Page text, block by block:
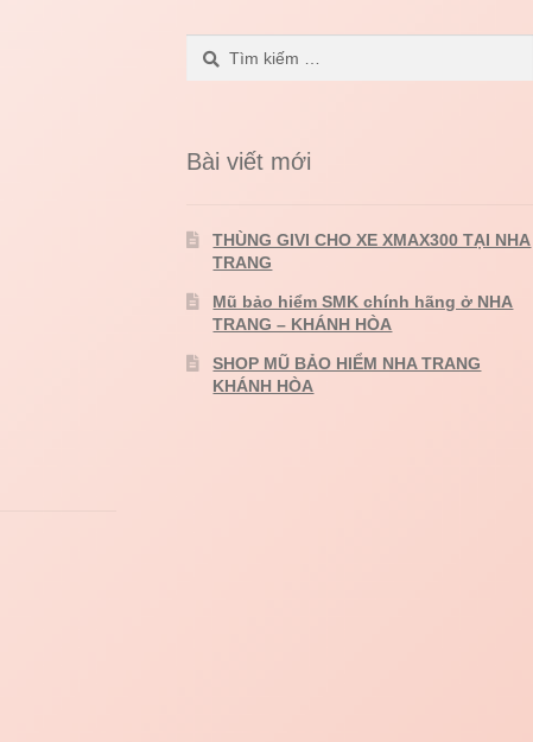
kiếm
Bài viết mới
THÙNG GIVI CHO XE XMAX300 TẠI NHA
TRANG
Mũ bảo hiểm SMK chính hãng ở NHA
TRANG – KHÁNH HÒA
SHOP MŨ BẢO HIỂM NHA TRANG
KHÁNH HÒA